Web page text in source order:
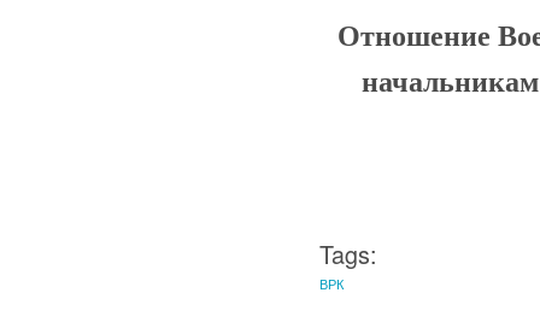
Отношение
Tags:
ВРК